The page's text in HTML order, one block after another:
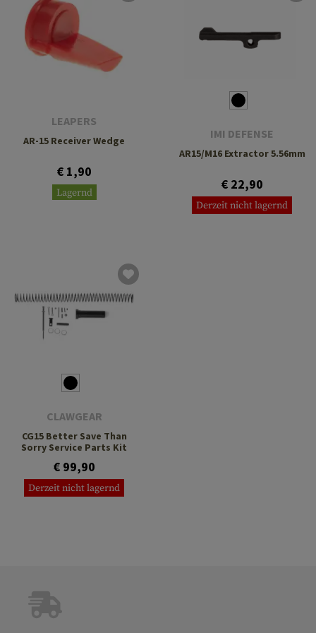
LEAPERS
AR-15 Receiver Wedge
€ 1,90
Lagernd
IMI DEFENSE
AR15/M16 Extractor 5.56mm
€ 22,90
Derzeit nicht lagernd
CLAWGEAR
CG15 Better Save Than
Sorry Service Parts Kit
€ 99,90
Derzeit nicht lagernd